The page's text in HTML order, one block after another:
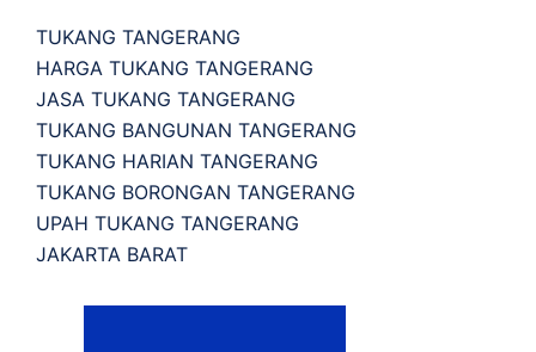
TUKANG TANGERANG
HARGA TUKANG TANGERANG
JASA TUKANG TANGERANG
TUKANG BANGUNAN TANGERANG
TUKANG HARIAN TANGERANG
TUKANG BORONGAN TANGERANG
UPAH TUKANG TANGERANG
JAKARTA BARAT